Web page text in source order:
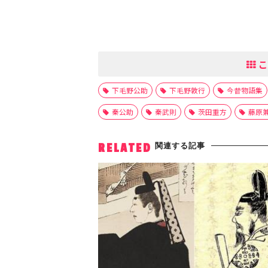
下毛野公助 下毛野敦行 今昔物語集
秦公助 秦武則 茨田重方 藤原
RELATED 関連する記事